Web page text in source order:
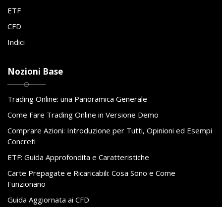
ETF
CFD
Indici
Nozioni Base
Trading Online: una Panoramica Generale
Come Fare Trading Online in Versione Demo
Comprare Azioni: Introduzione per Tutti, Opinioni ed Esempi
Concreti
ETF: Guida Approfondita e Caratteristiche
Carte Prepagate e Ricaricabili: Cosa Sono e Come
Funzionano
Guida Aggiornata ai CFD